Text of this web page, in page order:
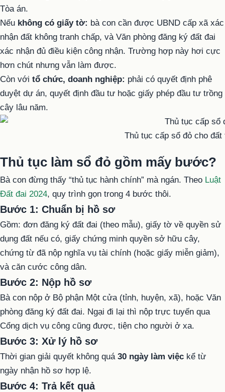
Tòa án.
Nếu không có giấy tờ: bà con cần được UBND cấp xã xác
nhận đất không tranh chấp, và Văn phòng đăng ký đất đai
xác nhận đủ điều kiện công nhận. Trường hợp này hơi cực
hơn chút nhưng vẫn làm được.
Còn với tổ chức, doanh nghiệp: phải có quyết định phê
duyệt dự án, quyết định đầu tư hoặc giấy phép đầu tư trồng
cây lâu năm.
Thủ tục cấp sổ đỏ cho
Thủ tục làm sổ đỏ gồm mấy bước?
Bà con đừng thấy “thủ tục hành chính” mà ngán. Theo Luật
Đất đai 2024, quy trình gọn trong 4 bước thôi.
Bước 1: Chuẩn bị hồ sơ
Gồm: đơn đăng ký đất đai (theo mẫu), giấy tờ về quyền sử
dụng đất nếu có, giấy chứng minh quyền sở hữu cây,
chứng từ đã nộp nghĩa vụ tài chính (hoặc giấy miễn giảm),
và căn cước công dân.
Bước 2: Nộp hồ sơ
Bà con nộp ở Bộ phận Một cửa (tỉnh, huyện, xã), hoặc Văn
phòng đăng ký đất đai. Ngại đi lại thì nộp trực tuyến qua
Cổng dịch vụ công cũng được, tiện cho người ở xa.
Bước 3: Xử lý hồ sơ
Thời gian giải quyết không quá 30 ngày làm việc kể từ
ngày nhận hồ sơ hợp lệ.
Bước 4: Trả kết quả